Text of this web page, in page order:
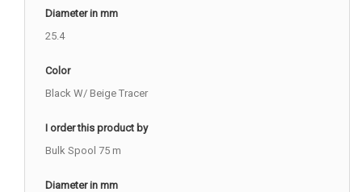
Diameter in mm
25.4
Color
Black W/ Beige Tracer
I order this product by
Bulk Spool 75 m
Diameter in mm